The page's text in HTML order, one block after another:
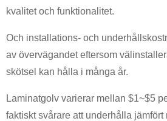
kvalitet och funktionalitet.
Och installations- och
av övervägandet eftersom
skötsel kan hålla i många år.
Laminatgolv varierar mellan $1~$5
faktiskt svårare att underhålla